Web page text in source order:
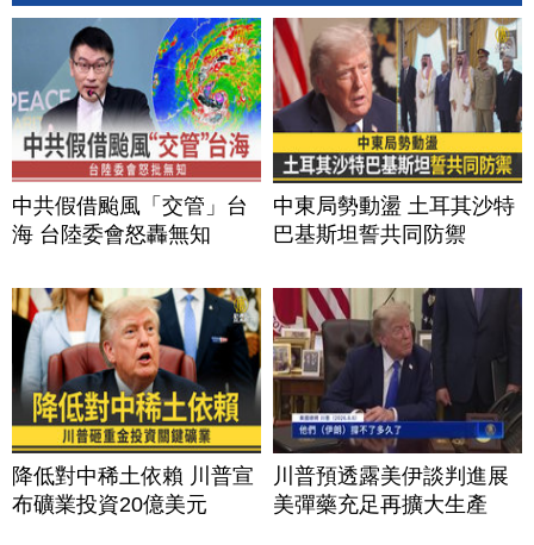
中共假借颱風「交管」台
海 台陸委會怒轟無知
中東局勢動盪 土耳其沙特
巴基斯坦誓共同防禦
降低對中稀土依賴 川普宣
布礦業投資20億美元
川普預透露美伊談判進展
美彈藥充足再擴大生產